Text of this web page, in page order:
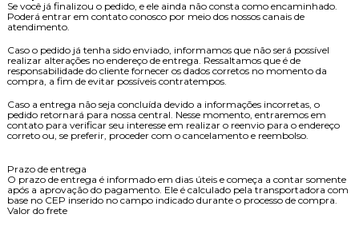
Se você já finalizou o pedido, e ele ainda não consta como encaminhado.
Poderá entrar em contato conosco por meio dos nossos canais de
atendimento.
Caso o pedido já tenha sido enviado, informamos que não será possível
realizar alterações no endereço de entrega. Ressaltamos que é de
responsabilidade do cliente fornecer os dados corretos no momento da
compra, a fim de evitar possíveis contratempos.
Caso a entrega não seja concluída devido a informações incorretas, o
pedido retornará para nossa central. Nesse momento, entraremos em
contato para verificar seu interesse em realizar o reenvio para o endereço
correto ou, se preferir, proceder com o cancelamento e reembolso.
Prazo de entrega
O prazo de entrega é informado em dias úteis e começa a contar somente
após a aprovação do pagamento. Ele é calculado pela transportadora com
base no CEP inserido no campo indicado durante o processo de compra.
Valor do frete